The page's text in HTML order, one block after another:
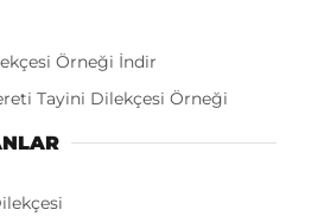
Örneği İndir
Tayini Dilekçesi Örneği